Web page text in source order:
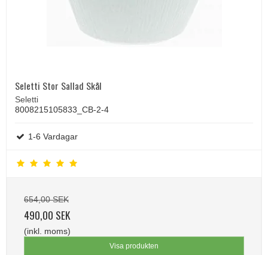
Seletti Stor Sallad Skål
Seletti
8008215105833_CB-2-4
1-6 Vardagar
654,00 SEK
490,00 SEK
(inkl. moms)
Visa produkten